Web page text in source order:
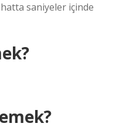
saniyeler içinde